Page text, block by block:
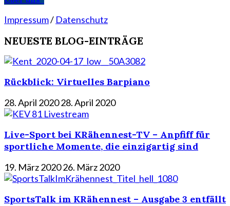
Impressum/ Datenschutz
NEUESTE BLOG-EINTRÄGE
Rückblick: Virtuelles Barpiano
28. April 202028. April 2020
Live-Sport bei KRähennest-TV – Anpfiff für
sportliche Momente, die einzigartig sind
19. März 202026. März 2020
SportsTalk im KRähennest – Ausgabe 3 entfällt